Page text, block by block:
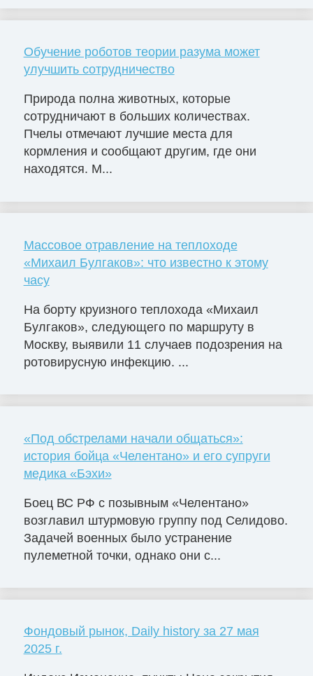
Обучение роботов теории разума может
улучшить сотрудничество
Природа полна животных, которые
сотрудничают в больших количествах.
Пчелы отмечают лучшие места для
кормления и сообщают другим, где они
находятся. М...
Массовое отравление на теплоходе
«Михаил Булгаков»: что известно к этому
часу
На борту круизного теплохода «Михаил
Булгаков», следующего по маршруту в
Москву, выявили 11 случаев подозрения на
ротовирусную инфекцию. ...
«Под обстрелами начали общаться»:
история бойца «Челентано» и его супруги
медика «Бэхи»
Боец ВС РФ с позывным «Челентано»
возглавил штурмовую группу под Селидово.
Задачей военных было устранение
пулеметной точки, однако они с...
Фондовый рынок, Daily history за 27 мая
2025 г.